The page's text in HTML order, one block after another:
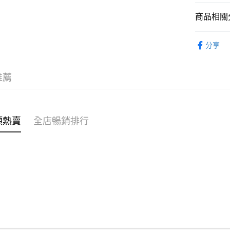
WeChat
送貨方式
商品相關
分享
薦
賣 全店暢銷排行